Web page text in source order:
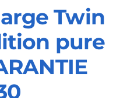
C40 82
Twin
pure
Twin
pure